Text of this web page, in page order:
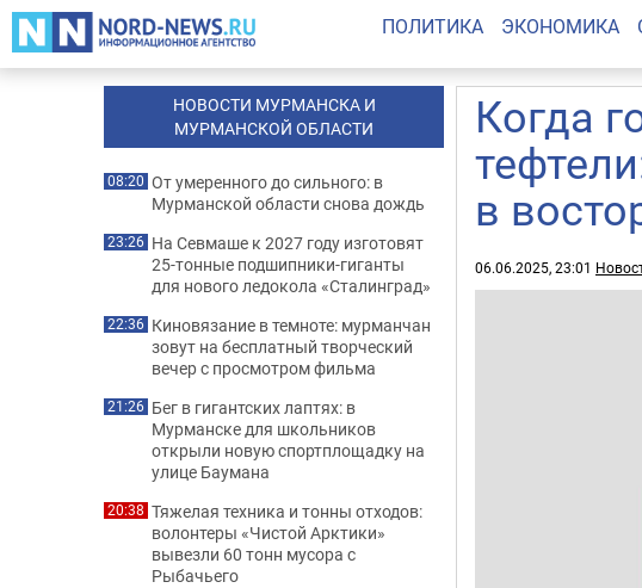
ПОЛИТИКА ЭКОНОМИКА
Когда
в
06.06.2025, 23:01
НОВОСТИ МУРМАНСКА И
МУРМАНСКОЙ ОБЛАСТИ
08:20 От умеренного до сильного: в
Мурманской области снова дождь
23:26 На Севмаше к 2027 году изготовят
25-тонные подшипники-гиганты
для нового ледокола «Сталинград»
22:36 Киновязание в темноте: мурманчан
зовут на бесплатный творческий
вечер с просмотром фильма
21:26 Бег в гигантских лаптях: в
Мурманске для школьников
открыли новую спортплощадку на
улице Баумана
20:38 Тяжелая техника и тонны отходов:
волонтеры «Чистой Арктики»
вывезли 60 тонн мусора с
Рыбачьего